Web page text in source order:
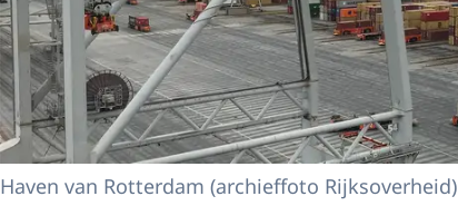
Haven van Rotterdam (archieffoto Rijksoverheid)